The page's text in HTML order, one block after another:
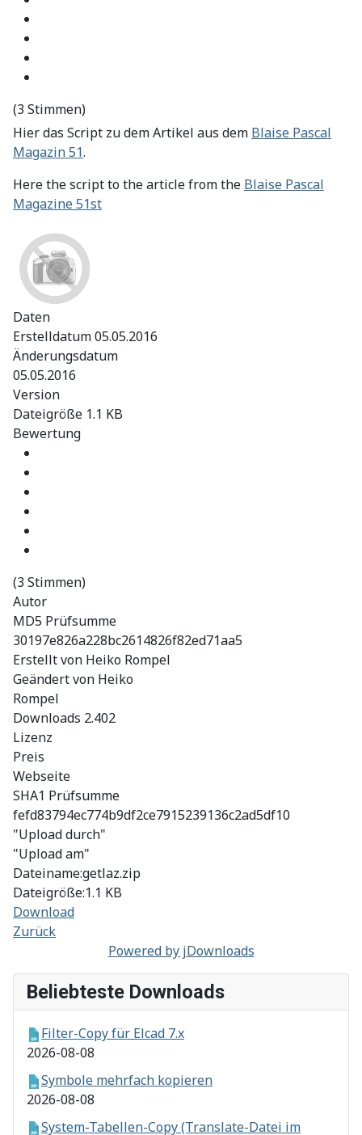
(3 Stimmen)
Hier das Script zu dem Artikel aus dem Blaise Pascal
Magazin 51.
Herethe scriptto the articlefrom the Blaise Pascal
Magazine 51st
Daten
Erstelldatum05.05.2016
Änderungsdatum
05.05.2016
Version
Dateigröße 1.1 KB
Bewertung
(3 Stimmen)
Autor
MD5 Prüfsumme
30197e826a228bc2614826f82ed71aa5
Erstellt von Heiko Rompel
Geändert von Heiko
Rompel
Downloads 2.402
Lizenz
Preis
Webseite
SHA1 Prüfsumme
fefd83794ec774b9df2ce7915239136c2ad5df10
"Upload durch"
"Upload am"
Dateiname:getlaz.zip
Dateigröße:1.1 KB
Download
Zurück
Powered by jDownloads
Beliebteste Downloads
Filter-Copy für Elcad 7.x
2026-08-08
Symbole mehrfach kopieren
2026-08-08
System-Tabellen-Copy (Translate-Datei im